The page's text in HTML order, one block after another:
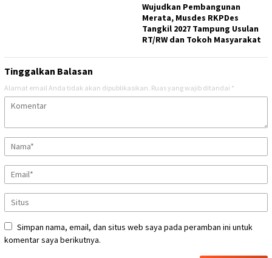
Wujudkan Pembangunan
Merata, Musdes RKPDes
Tangkil 2027 Tampung Usulan
RT/RW dan Tokoh Masyarakat
Tinggalkan Balasan
Alamat email Anda tidak akan dipublikasikan. Ruas yang wajib ditandai *
Simpan nama, email, dan situs web saya pada peramban ini untuk
komentar saya berikutnya.